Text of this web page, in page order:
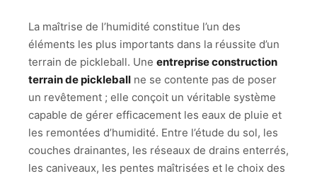
La maîtrise de l’humidité constitue l’un des
éléments les plus importants dans la réussite d’un
terrain de pickleball. Une entreprise construction
terrain de pickleball ne se contente pas de poser
un revêtement ; elle conçoit un véritable système
capable de gérer efficacement les eaux de pluie et
les remontées d’humidité. Entre l’étude du sol, les
couches drainantes, les réseaux de drains enterrés,
les caniveaux, les pentes maîtrisées et le choix des